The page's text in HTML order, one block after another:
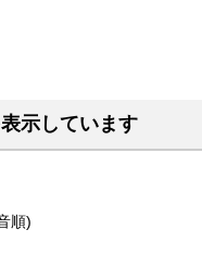
示しています
順)